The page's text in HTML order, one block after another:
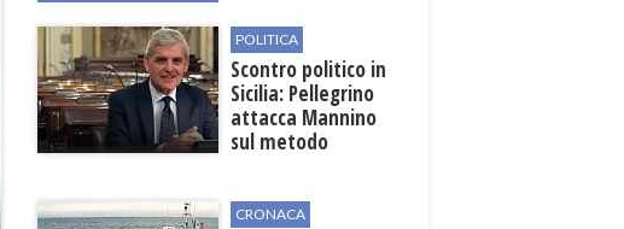
POLITICA
Scontro politico in
Sicilia: Pellegrino
attacca Mannino
sul metodo
CRONACA